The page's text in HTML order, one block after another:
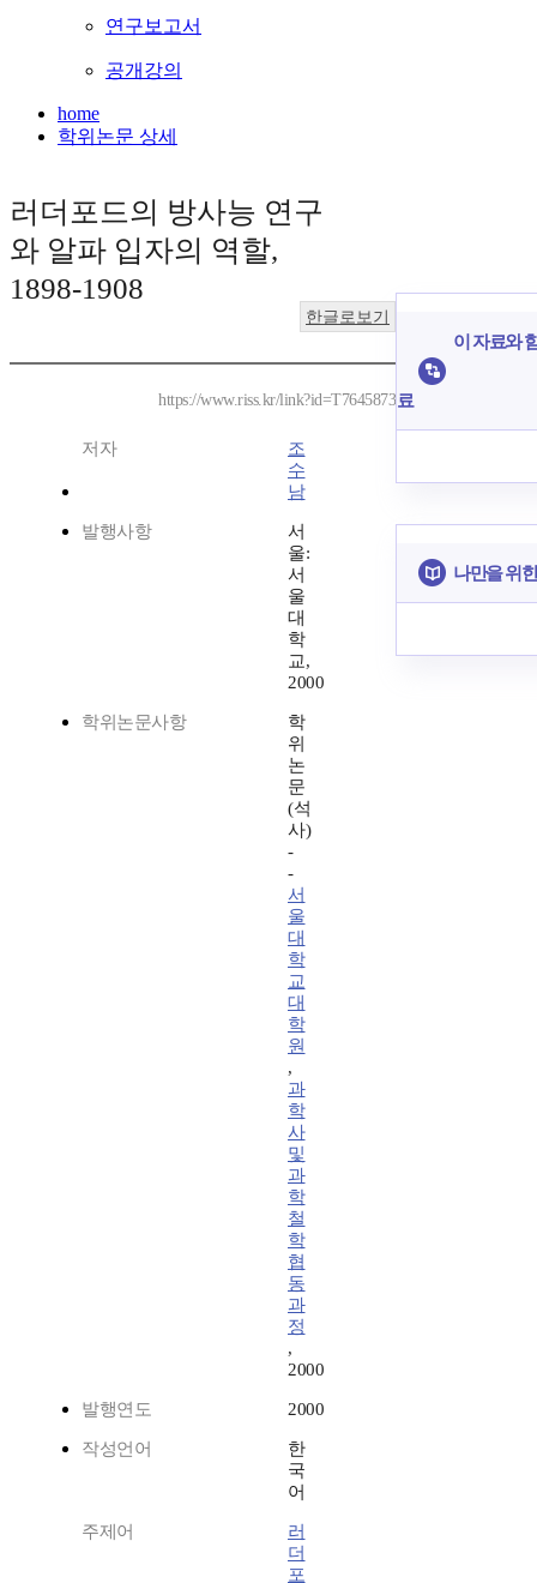
연구보고서
공개강의
home
학위논문 상세
러더포드의 방사능 연구
와 알파 입자의 역할,
1898-1908
한글로보기
https://www.riss.kr/link?id=T7645873
저자
조
수
남
발행사항
서
울:
서
울
대
학
교,
2000
학위논문사항
학
위
논
문
(석
사)
-
-
서
울
대
학
교
대
학
원
,
과
학
사
및
과
학
철
학
협
동
과
정
,
2000
발행연도 2000
작성언어
한
국
어
주제어
러
더
포
이 자료와
료
나만을 위